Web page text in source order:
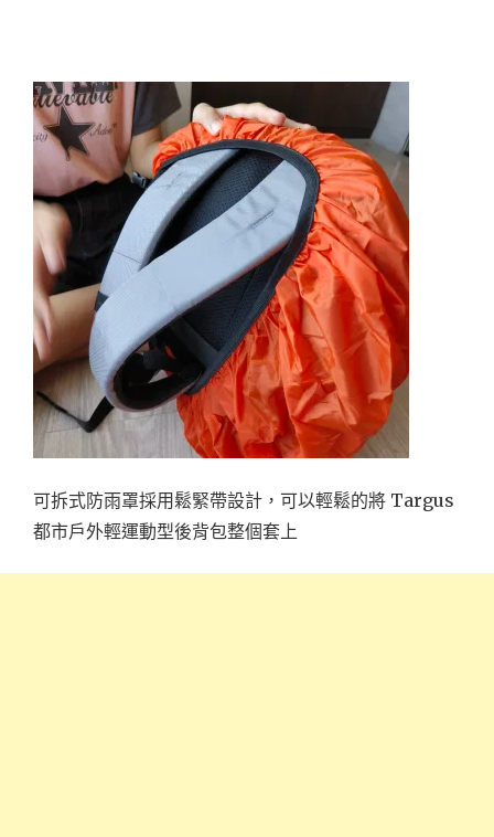
可拆式防雨罩採用鬆緊帶設計，可以輕鬆的將 Targus
都市戶外輕運動型後背包整個套上